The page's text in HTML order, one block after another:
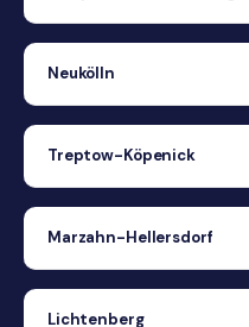
Neukölln
Treptow-Köpenick
Marzahn-Hellersdorf
Lichtenberg